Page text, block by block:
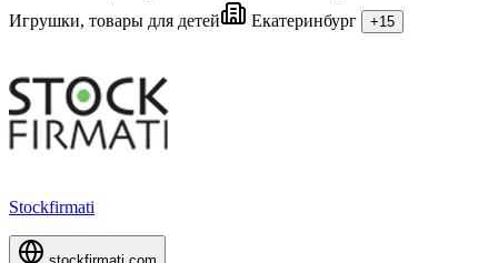
Игрушки, товары для детей
Екатеринбург +15
Stockfirmati